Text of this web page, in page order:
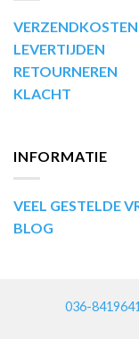
VERZENDKOSTEN
LEVERTIJDEN
RETOURNEREN
KLACHT
INFORMATIE
VEEL GESTELDE
BLOG
036-8419641